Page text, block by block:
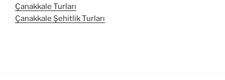
Çanakkale Turları
Çanakkale Şehitlik Turları